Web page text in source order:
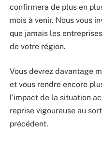
confirmera de plus en
mois à venir. Nous vous
que jamais les
de votre région.
Vous devrez davantage
et vous rendre encore
l’impact de la situation
reprise vigoureuse au
précédent.